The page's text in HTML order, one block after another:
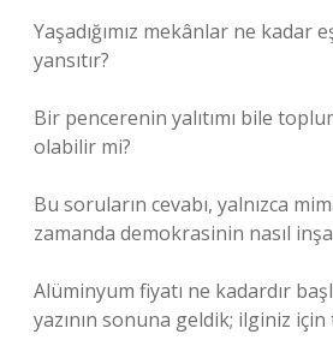
Yaşadığımız mekânlar ne kadar
yansıtır?
Bir pencerenin yalıtımı bile
olabilir mi?
Bu soruların cevabı, yalnızca
zamanda demokrasinin nasıl
Alüminyum fiyatı ne kadardır
yazının sonuna geldik; ilginiz